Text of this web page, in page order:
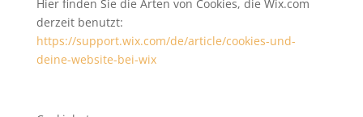
Hier finden Sie die Arten von Cookies, die Wix.com
derzeit benutzt:
https://support.wix.com/de/article/cookies-und-
deine-website-bei-wix